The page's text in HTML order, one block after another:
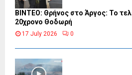
ΒΙΝΤΕΟ: Θρήνος στο Άργος: Το
20χρονο Θοδωρή
17 July 2026 0